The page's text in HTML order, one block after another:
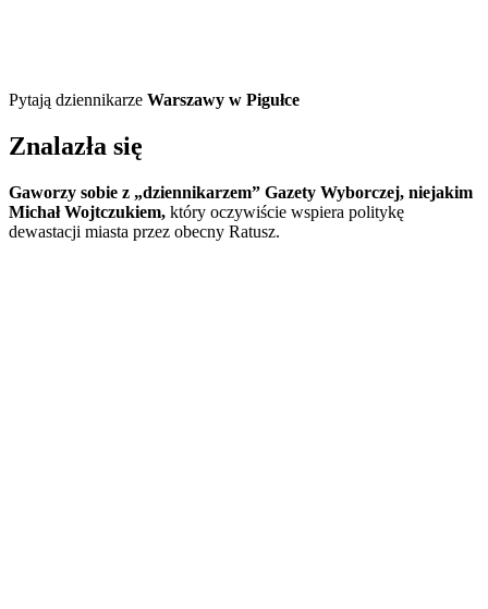
Pytają dziennikarze Warszawy w Pigułce
Znalazła się
Gaworzy sobie z „dziennikarzem” Gazety Wyborczej, niejakim
Michał Wojtczukiem, który oczywiście wspiera politykę
dewastacji miasta przez obecny Ratusz.